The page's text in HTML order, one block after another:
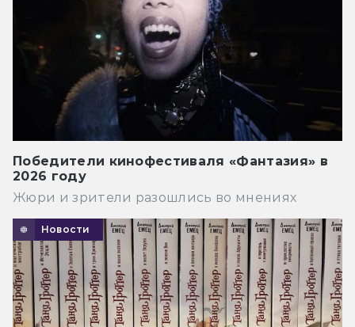
Победители кинофестиваля «Фантазия» в
2026 году
Жюри и зрители разошлись во мнениях
Новости